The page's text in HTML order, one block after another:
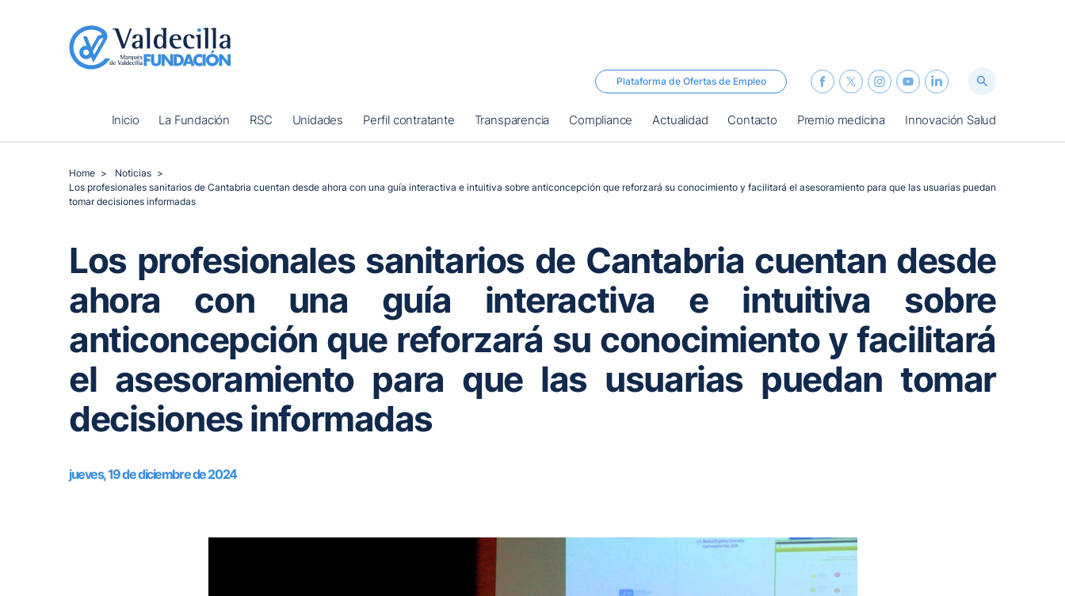
Plataforma de Ofertas de Empleo
Inicio La Fundación RSC Unidades Perfil contratante Transparencia Compliance Actualidad Contacto Premio medicina Innovación Salud
Home
Noticias
Los profesionales sanitarios de Cantabria cuentan desde ahora con una guía interactiva e intuitiva sobre anticoncepción que reforzará su conocimiento y facilitará el asesoramiento para que las usuarias puedan
tomar decisiones informadas
Los profesionales sanitarios de Cantabria cuentan desde
ahora con una guía interactiva e intuitiva sobre
anticoncepción que reforzará su conocimiento y facilitará
el asesoramiento para que las usuarias puedan tomar
decisiones informadas
jueves, 19 de diciembre de 2024